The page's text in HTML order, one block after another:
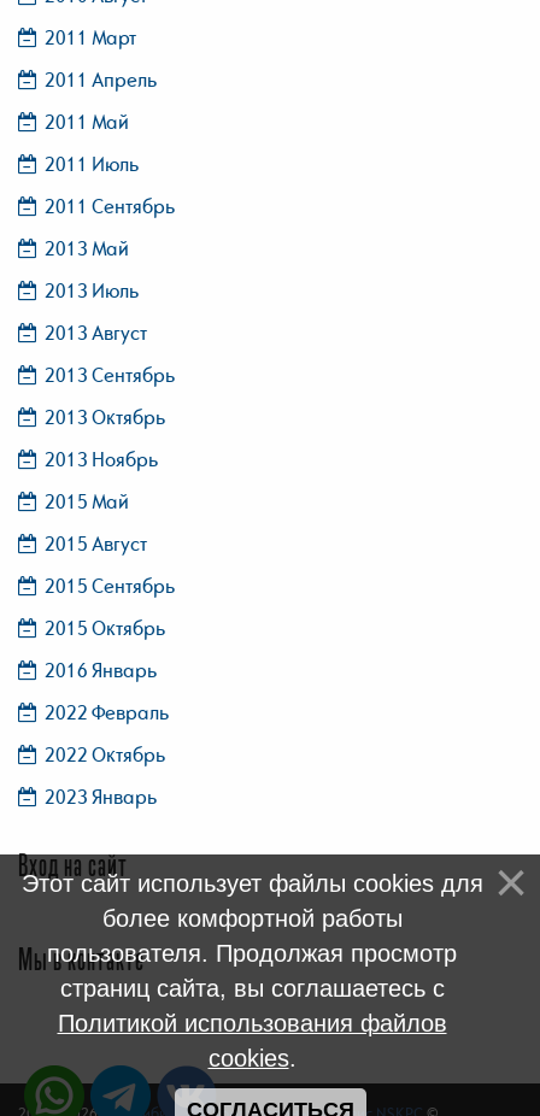
2011 Март
2011 Апрель
2011 Май
2011 Июль
2011 Сентябрь
2013 Май
2013 Июль
2013 Август
2013 Сентябрь
2013 Октябрь
2013 Ноябрь
2015 Май
2015 Август
2015 Сентябрь
2015 Октябрь
2016 Январь
2022 Февраль
2022 Октябрь
2023 Январь
Вход на сайт
Мы в контакте
Этот сайт использует файлы cookies для
более комфортной работы
пользователя. Продолжая просмотр
страниц сайта, вы соглашаетесь с
Политикой использования файлов
cookies.
СОГЛАСИТЬСЯ